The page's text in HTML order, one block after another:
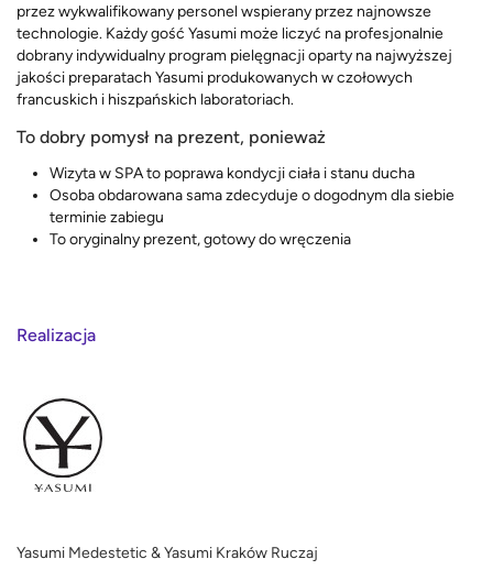
przez wykwalifikowany personel wspierany przez najnowsze
technologie. Każdy gość Yasumi może liczyć na profesjonalnie
dobrany indywidualny program pielęgnacji oparty na najwyższej
jakości preparatach Yasumi produkowanych w czołowych
francuskich i hiszpańskich laboratoriach.
To dobry pomysł na prezent, ponieważ
Wizyta w SPA to poprawa kondycji ciała i stanu ducha
Osoba obdarowana sama zdecyduje o dogodnym dla siebie
terminie zabiegu
To oryginalny prezent, gotowy do wręczenia
Realizacja
Yasumi Medestetic & Yasumi Kraków Ruczaj